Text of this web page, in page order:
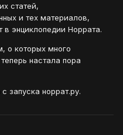
статей,
и тех материалов,
в энциклопедии Норрата.
о которых много
настала пора
запуска норрат.ру.